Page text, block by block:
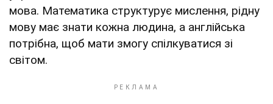
мова. Математика структурує мислення, рідну
мову має знати кожна людина, а англійська
потрібна, щоб мати змогу спілкуватися зі
світом.